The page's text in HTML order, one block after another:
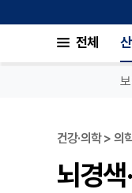
전체
건강·의학 > 의
뇌경색